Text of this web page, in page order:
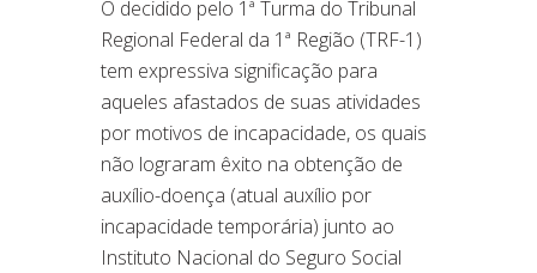
O decidido pelo 1ª Turma do Tribunal
Regional Federal da 1ª Região (TRF-1)
tem expressiva significação para
aqueles afastados de suas atividades
por motivos de incapacidade, os quais
não lograram êxito na obtenção de
auxílio-doença (atual auxílio por
incapacidade temporária) junto ao
Instituto Nacional do Seguro Social